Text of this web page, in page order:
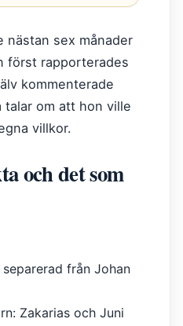
nästan sex månader
först rapporterades
kommenterade
om att hon ville
villkor.
och det som
från Johan
Zakarias och Juni